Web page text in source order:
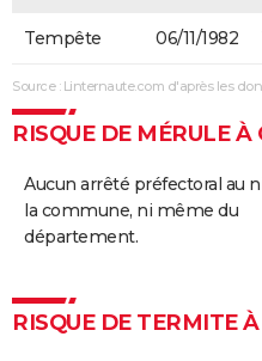
Tempête 06/11/1982
Source : Linternaute.com d'après les
RISQUE DE MÉRULE À
Aucun arrêté préfectoral au
la commune, ni même du
département.
RISQUE DE TERMITE